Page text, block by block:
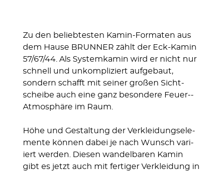
Zu den beliebtesten Kamin-For­maten aus
dem Hause BRUNNER zählt der Eck-Kamin
57/67/44. Als System­kamin wird er nicht nur
schnell und unkom­pliziert aufge­baut,
sondern schafft mit seiner großen Sicht­
scheibe auch eine ganz besondere Feuer-­
Atmo­sphäre im Raum.
Höhe und Gestaltung der Verklei­dungsele­
mente können dabei je nach Wunsch vari­
iert werden. Diesen wandel­baren Kamin
gibt es jetzt auch mit fertiger Ver­kleidung in